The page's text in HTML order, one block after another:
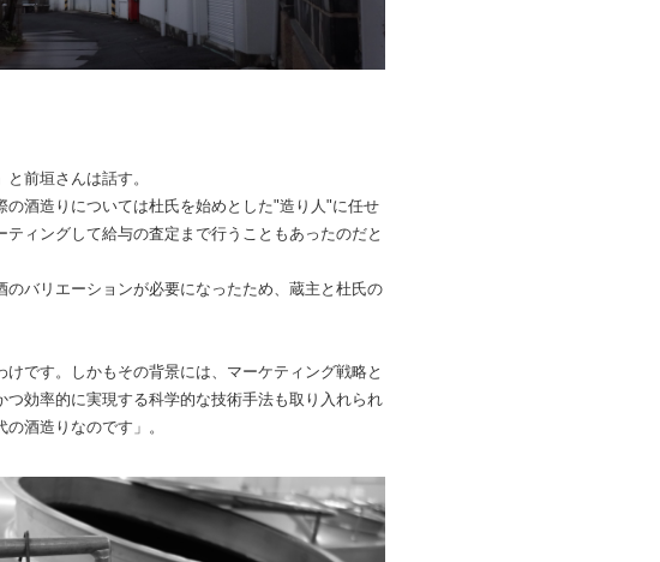
前垣さんは話す。
酒造りについては杜氏を始めとした"造り人"に任せ
ィングして給与の査定まで行うこともあったのだと
バリエーションが必要になったため、蔵主と杜氏の
です。しかもその背景には、マーケティング戦略と
効率的に実現する科学的な技術手法も取り入れられ
酒造りなのです」。